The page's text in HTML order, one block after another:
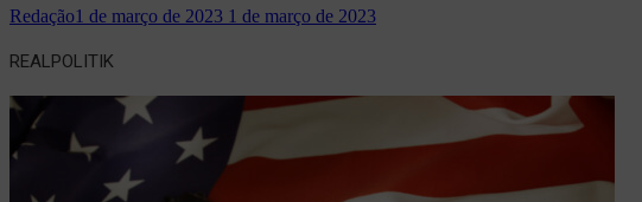
Redação1 de março de 2023 1 de março de 2023
REALPOLITIK